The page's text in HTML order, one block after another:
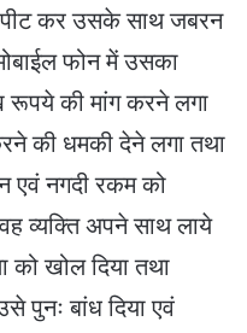
कर उसके साथ जबरन
फोन में उसका
रूपये की मांग करने लगा
की धमकी देने लगा तथा
एवं नगदी रकम को
व्यक्ति अपने साथ लाये
को खोल दिया तथा
पुनः बांध दिया एवं